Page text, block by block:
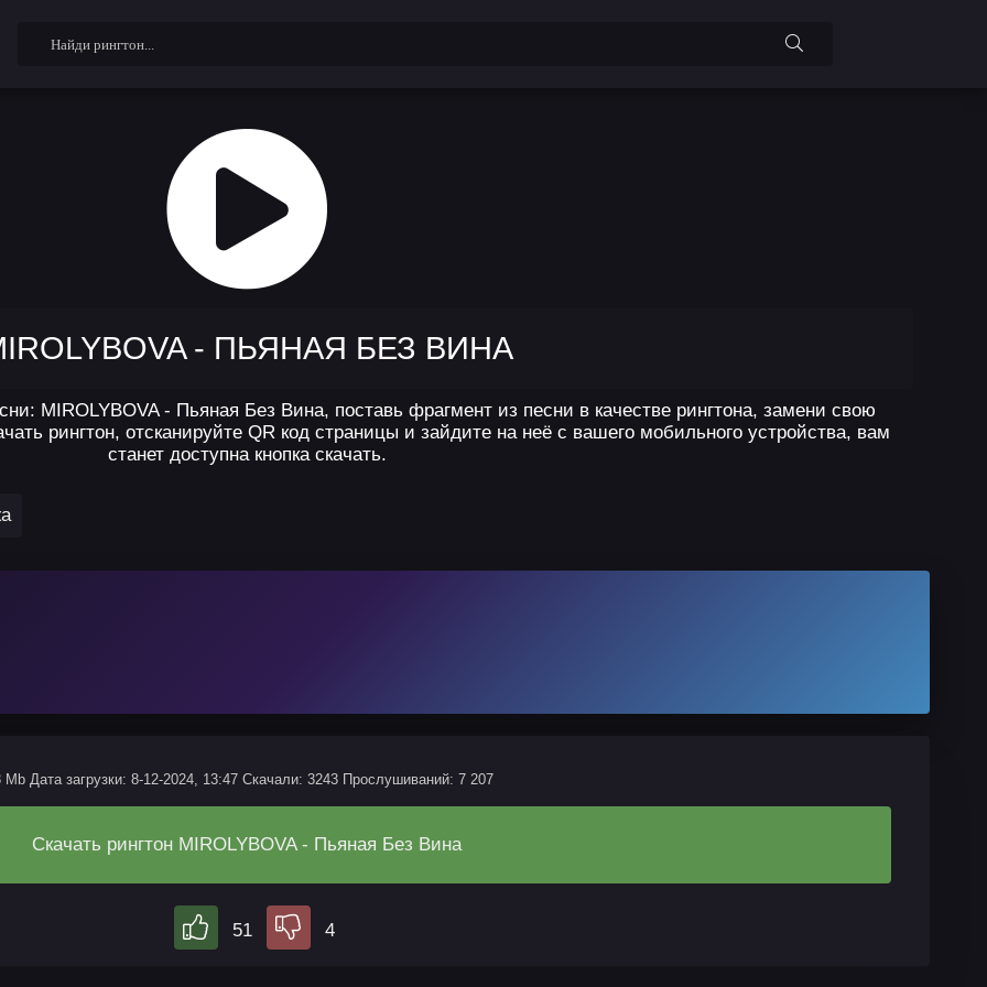
- ПЬЯНАЯ БЕЗ ВИНА
MIROLYBOVA - Пьяная Без Вина, поставь фрагмент из песни в качестве рингтона, замени свою
рингтон, отсканируйте QR код страницы и зайдите на неё с вашего мобильного устройства, вам
станет доступна кнопка скачать.
Mb Дата загрузки: 8-12-2024, 13:47 Скачали: 3243 Прослушиваний: 7 207
Скачать рингтон MIROLYBOVA - Пьяная Без Вина
51 4